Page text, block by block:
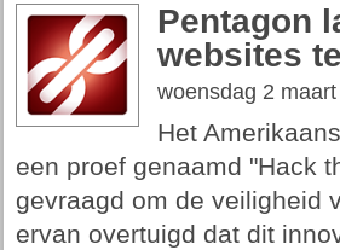
Pentagon
websites
woensdag 2
Het
een proef genaamd "Hack
gevraagd om de veiligheid
ervan overtuigd dat dit